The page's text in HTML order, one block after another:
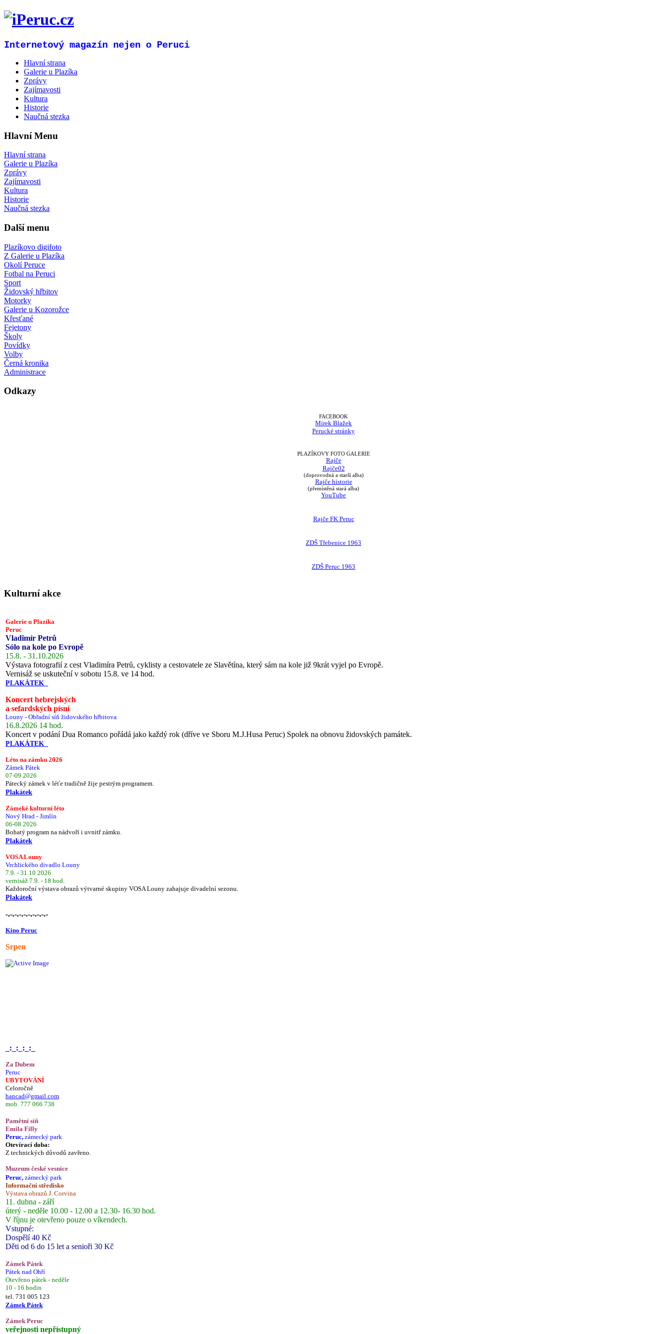
Internetový magazín nejen o Peruci
Hlavní strana
Galerie u Plazíka
Zprávy
Zajímavosti
Kultura
Historie
Naučná stezka
Hlavní Menu
Hlavní strana
Galerie u Plazíka
Zprávy
Zajímavosti
Kultura
Historie
Naučná stezka
Další menu
Plazíkovo digifoto
Z Galerie u Plazíka
Okolí Peruce
Fotbal na Peruci
Sport
Židovský hřbitov
Motorky
Galerie u Kozorožce
Křesťané
Fejetony
Školy
Povídky
Volby
Černá kronika
Administrace
Odkazy
FACEBOOK
Mirek Blažek
Perucké stránky
PLAZÍKOVY FOTO GALERIE
Rajče
Rajče02
(doprovodná a starší alba)
Rajče historie
(přemístěná stará alba)
YouTube
Rajče FK Peruc
ZDŠ Třebenice 1963
ZDŠ Peruc 1963
Kulturní akce
Galerie u Plazíka
Peruc
Vladimír Petrů
Sólo na kole po Evropě
15.8. - 31.10.2026
Výstava fotografií z cest Vladimíra Petrů, cyklisty a cestovatele ze Slavětína, který sám na kole již 9krát vyjel po Evropě.
Vernisáž se uskuteční v sobotu 15.8. ve 14 hod.
PLAKÁTEK
Koncert hebrejských
a sefardských písní
Louny - Obřadní síň židovského hřbitova
16.8.2026 14 hod.
Koncert v podání Dua Romanco pořádá jako každý rok (dříve ve Sboru M.J.Husa Peruc) Spolek na obnovu židovských památek.
PLAKÁTEK
Léto na zámku 2026
Zámek Pátek
07-09 2026
Pátecký zámek v léťe tradičně žije pestrým programem.
Plakátek
Zámeké kulturní léto
Nový Hrad - Jimlín
06-08 2026
Bohatý program na nádvoří i uvnitř zámku.
Plakátek
VOSA Louny
Vrchlického divadlo Louny
7.9. - 31.10 2026
vernisáž 7.9. - 18 hod.
Každoroční výstava obrazů výtvarné skupiny VOSA Louny zahajuje divadelní sezonu.
Plakátek
-.-.-.-.-.-.-.-.-.-
Kino Peruc
Srpen
_:_:_:_:_
Za Dubem
Peruc
UBYTOVÁNÍ
Celoročně
hancad@gmail.com
mob. 777 066 738
Pamětní síň
Emila Filly
Peruc, zámecký park
Otevírací doba:
Z technických důvodů zavřeno.
Muzeum české vesnice
Peruc, zámecký park
Informační středisko
Výstava obrazů J. Corvina
11. dubna - září
úterý - neděle 10.00 - 12.00 a 12.30- 16.30 hod.
V říjnu je otevřeno pouze o víkendech.
Vstupné:
Dospělí 40 Kč
Děti od 6 do 15 let a senioři 30 Kč
Zámek Pátek
Pátek nad Ohří
Otevřeno pátek - neděle
10 - 16 hodin
tel. 731 005 123
Zámek Pátek
Zámek Peruc
veřejnosti nepřístupný